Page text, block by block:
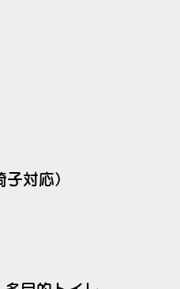
対応）